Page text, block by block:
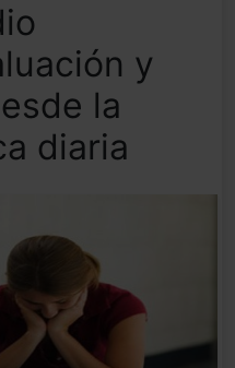
y
la
diaria